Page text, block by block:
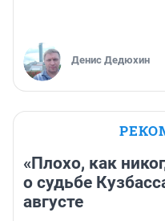
Денис Дедюхин
«Плохо, как
о судьбе
августе